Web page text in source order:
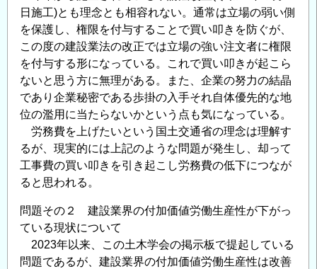
日施工)とも理念とも相容れない。通常は立場の弱い側
を保護し、権限を付与することで買い叩きを防ぐが、
この度の建設業法の改正では立場の強い注文者に権限
を付与する形になっている。これで買い叩きが起こら
ないと思う方に無理がある。また、企業の努力の結晶
であり企業秘密である歩掛の入手それ自体優先的な地
位の濫用に当たらないかという点も気になっている。
労務費を上げたいという国土交通省の理念は理解す
るが、現実的には上記のような問題が発生し、却って
工事費の買い叩きを引き起こし労務費の低下につなが
ると思われる。
問題その２ 建設業界の付加価値労働生産性が下がっ
ている現状について
2023年以来、この土木学会の掲示板で提起している
問題であるが、建設業界の付加価値労働生産性は改善